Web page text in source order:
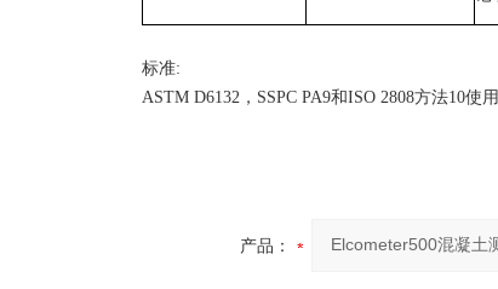
标准:
ASTM D6132，SSPC PA9和ISO 2808方法10使用
产品：